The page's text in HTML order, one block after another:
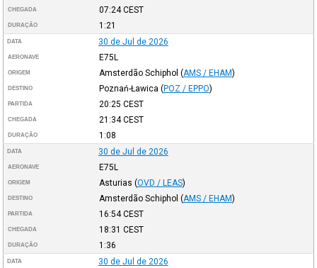
CHEGADA 07:24CEST
DURAÇÃO 1:21
DATA 30 de Jul de 2026
AERONAVE E75L
ORIGEM Amsterdão Schiphol (AMS / EHAM)
DESTINO Poznań-Ławica (POZ / EPPO)
PARTIDA 20:25 CEST
CHEGADA 21:34CEST
DURAÇÃO 1:08
DATA 30 de Jul de 2026
AERONAVE E75L
ORIGEM Asturias (OVD / LEAS)
DESTINO Amsterdão Schiphol (AMS / EHAM)
PARTIDA 16:54CEST
CHEGADA 18:31 CEST
DURAÇÃO 1:36
DATA 30 de Jul de 2026